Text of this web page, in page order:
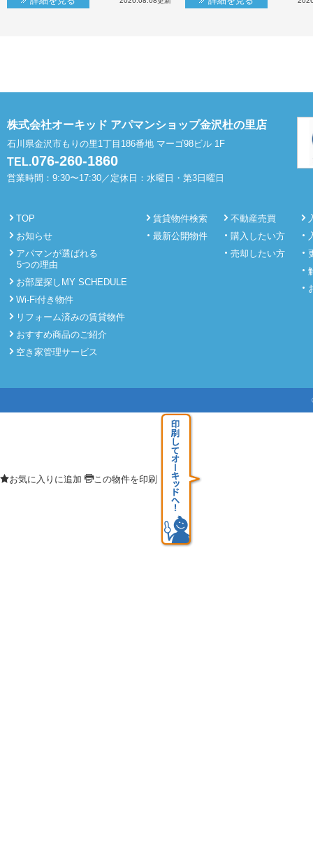
株式会社オーキッド アパマンショップ金沢杜の里店
石川県金沢市もりの里1丁目186番地 マーゴ98ビル 1F
TEL.076-260-1860
営業時間：9:30〜17:30／定休日：水曜日・第3日曜日
TOP
お知らせ
アパマンが選ばれる
5つの理由
お部屋探しMY SCHEDULE
Wi-Fi付き物件
リフォーム済みの賃貸物件
おすすめ商品のご紹介
空き家管理サービス
賃貸物件検索
最新公開物件
不動産売買
購入したい方
売却したい方
お気に入りに追加 この物件を印刷